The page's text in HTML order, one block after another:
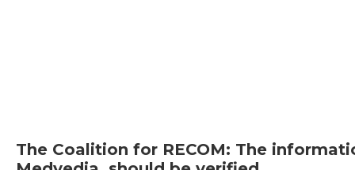
The Coalition for RECOM: The